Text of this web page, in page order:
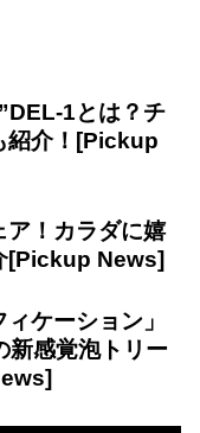
1とは？チ
介！
ア！カラダに嬉
ケーション」
感覚泡トリー